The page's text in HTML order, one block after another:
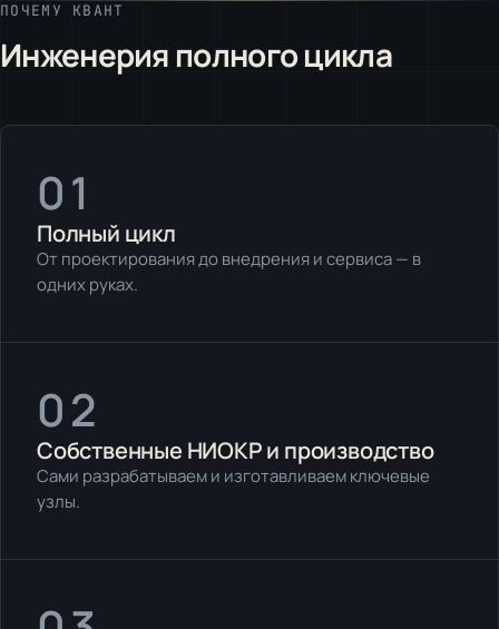
ПОЧЕМУ КВАНТ
Инженерия полного цикла
01
Полный цикл
От проектирования до внедрения и сервиса — в
одних руках.
02
Собственные НИОКР и производство
Сами разрабатываем и изготавливаем ключевые
узлы.